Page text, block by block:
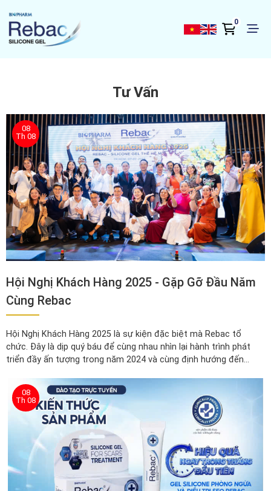
0
Tư Vấn
08
Th 08
Hội Nghị Khách Hàng 2025 - Gặp Gỡ Đầu Năm
Cùng Rebac
Hội Nghị Khách Hàng 2025 là sự kiện đặc biệt mà Rebac tổ
chức. Đây là dịp quý báu để cùng nhau nhìn lại hành trình phát
triển đầy ấn tượng trong năm 2024 và cùng định hướng đến
08
Th 08